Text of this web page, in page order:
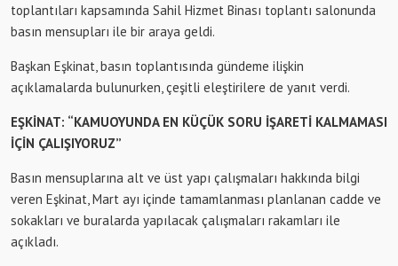
toplantıları kapsamında Sahil Hizmet Binası toplantı salonunda
basın mensupları ile bir araya geldi.
Başkan Eşkinat, basın toplantısında gündeme ilişkin
açıklamalarda bulunurken, çeşitli eleştirilere de yanıt verdi.
EŞKİNAT: “KAMUOYUNDA EN KÜÇÜK SORU İŞARETİ KALMAMASI
İÇİN ÇALIŞIYORUZ”
Basın mensuplarına alt ve üst yapı çalışmaları hakkında bilgi
veren Eşkinat, Mart ayı içinde tamamlanması planlanan cadde ve
sokakları ve buralarda yapılacak çalışmaları rakamları ile
açıkladı.